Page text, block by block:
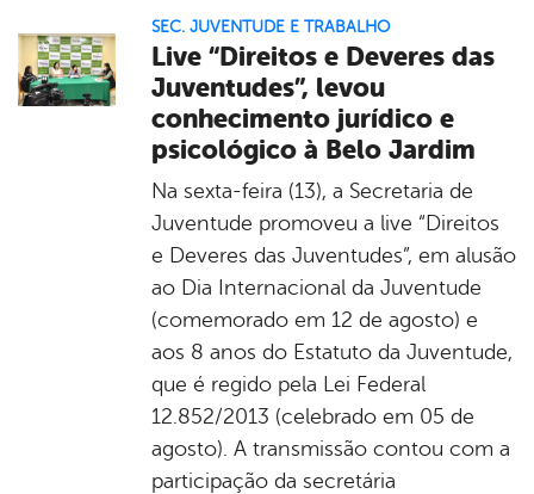
SEC. JUVENTUDE E TRABALHO
Live “Direitos e Deveres das
Juventudes”, levou
conhecimento jurídico e
psicológico à Belo Jardim
Na sexta-feira (13), a Secretaria de
Juventude promoveu a live “Direitos
e Deveres das Juventudes”, em alusão
ao Dia Internacional da Juventude
(comemorado em 12 de agosto) e
aos 8 anos do Estatuto da Juventude,
que é regido pela Lei Federal
12.852/2013 (celebrado em 05 de
agosto). A transmissão contou com a
participação da secretária